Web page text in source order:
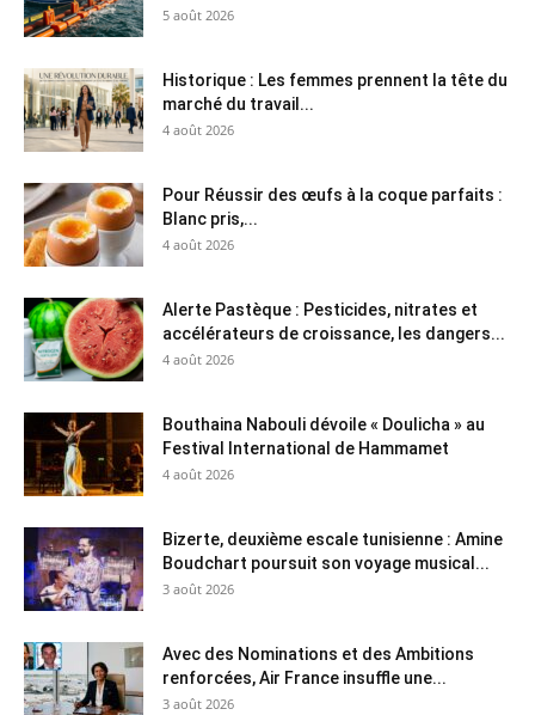
5 août 2026
Historique : Les femmes prennent la tête du
marché du travail...
4 août 2026
Pour Réussir des œufs à la coque parfaits :
Blanc pris,...
4 août 2026
Alerte Pastèque : Pesticides, nitrates et
accélérateurs de croissance, les dangers...
4 août 2026
Bouthaina Nabouli dévoile « Doulicha » au
Festival International de Hammamet
4 août 2026
Bizerte, deuxième escale tunisienne : Amine
Boudchart poursuit son voyage musical...
3 août 2026
Avec des Nominations et des Ambitions
renforcées, Air France insuffle une...
3 août 2026